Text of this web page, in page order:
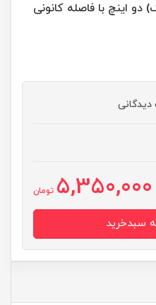
اینچ با فاصله کانونی
5,350,000 تومان